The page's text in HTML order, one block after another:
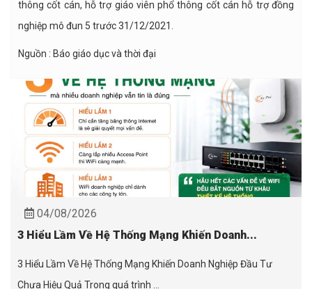
thông cốt cán, hỗ trợ giáo viên phổ thông cốt cán hỗ trợ đồng
nghiệp mô đun 5 trước 31/12/2021.
Nguồn : Báo giáo dục và thời đại
04/08/2026
3 Hiểu Lầm Về Hệ Thống Mạng Khiến Doanh...
3 Hiểu Lầm Về Hệ Thống Mạng Khiến Doanh Nghiệp Đầu Tư
Chưa Hiệu Quả Trong quá trình ...